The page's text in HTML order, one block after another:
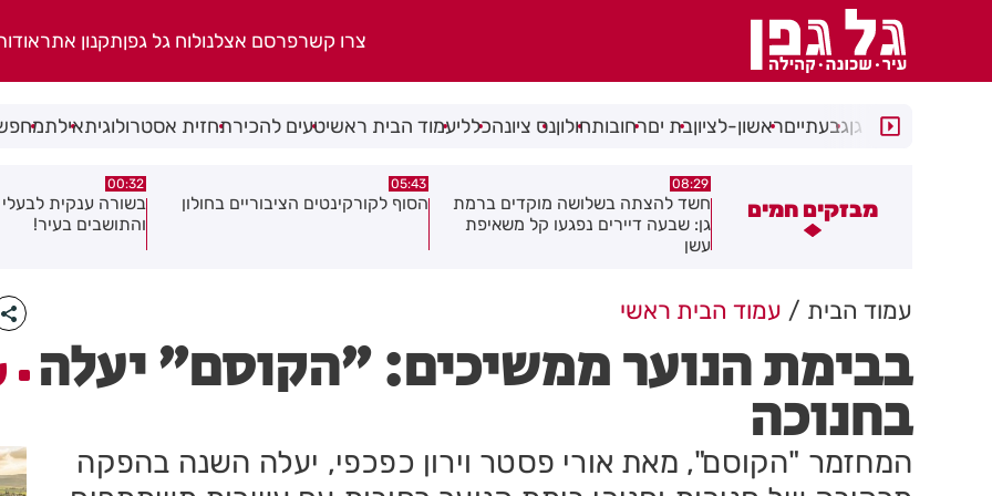
צרו קשרפרסם אצלנולוח גל גפןתקנון אתר
רמת גןגבעתייםראשון-לציוןבת יםרחובותחולוןנס ציונהכלליעמוד הבית ראשיטעים להכירתחזית אסטרולוגיתאילת
מבזקים חמים
חשד להצתה בשלושה מוקדים ברמת
גן: שבעה דיירים נפגעו קל משאיפת
05:43
הסוף לקורקינטים הציבוריים בחולון
00:32
בשורה ענקית לבעלי העסקים
06.08.26
תושב בת ים נעצר
של צעירה בת 18
עמוד הבית עמוד הבית ראשי
בבימת הנוער ממשיכים: ״הקוסם״ יעלה
בחנוכה
המחזמר "הקוסם", מאת אורי פסטר וירון כפכפי, יעלה השנה בהפקה